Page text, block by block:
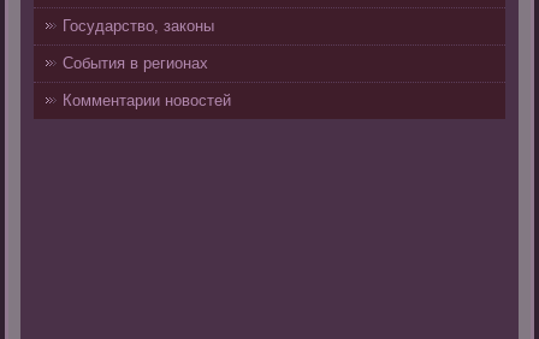
Государство, законы
События в регионах
Комментарии новостей